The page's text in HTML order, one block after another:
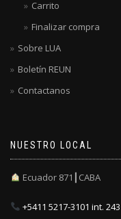
Carrito
Finalizar compra
Sobre LUA
Boletín REUN
Contactanos
NUESTRO LOCAL
Ecuador 871┃CABA
+5411 5217-3101 int. 243